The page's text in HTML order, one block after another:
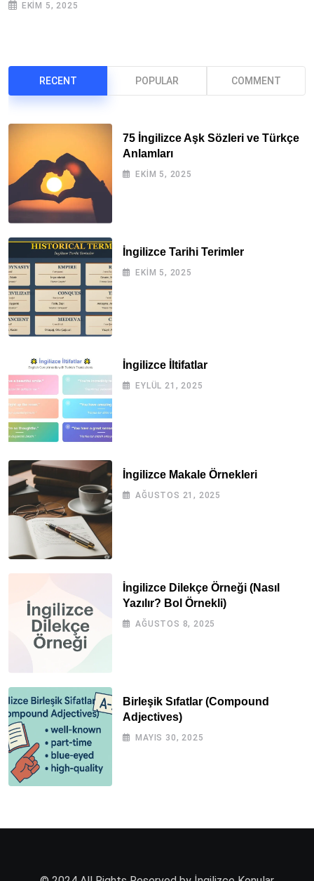
EKIM 5, 2025
RECENT POPULAR COMMENT
75 İngilizce Aşk Sözleri ve Türkçe
Anlamları
EKIM 5, 2025
İngilizce Tarihi Terimler
EKIM 5, 2025
İngilizce İltifatlar
EYLÜL 21, 2025
İngilizce Makale Örnekleri
AĞUSTOS 21, 2025
İngilizce Dilekçe Örneği (Nasıl
Yazılır? Bol Örnekli)
AĞUSTOS 8, 2025
Birleşik Sıfatlar (Compound
Adjectives)
MAYIS 30, 2025